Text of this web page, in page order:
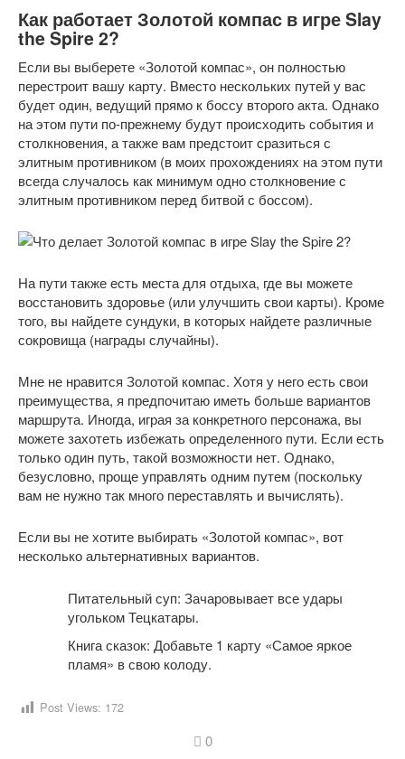
Как работает Золотой компас в игре Slay
the Spire 2?
Если вы выберете «Золотой компас», он полностью
перестроит вашу карту. Вместо нескольких путей у вас
будет один, ведущий прямо к боссу второго акта. Однако
на этом пути по-прежнему будут происходить события и
столкновения, а также вам предстоит сразиться с
элитным противником (в моих прохождениях на этом пути
всегда случалось как минимум одно столкновение с
элитным противником перед битвой с боссом).
На пути также есть места для отдыха, где вы можете
восстановить здоровье (или улучшить свои карты). Кроме
того, вы найдете сундуки, в которых найдете различные
сокровища (награды случайны).
Мне не нравится Золотой компас. Хотя у него есть свои
преимущества, я предпочитаю иметь больше вариантов
маршрута. Иногда, играя за конкретного персонажа, вы
можете захотеть избежать определенного пути. Если есть
только один путь, такой возможности нет. Однако,
безусловно, проще управлять одним путем (поскольку
вам не нужно так много переставлять и вычислять).
Если вы не хотите выбирать «Золотой компас», вот
несколько альтернативных вариантов.
Питательный суп: Зачаровывает все удары
угольком Тецкатары.
Книга сказок: Добавьте 1 карту «Самое яркое
пламя» в свою колоду.
Post Views: 172
0